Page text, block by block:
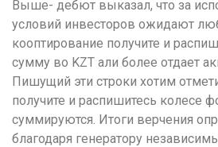
Выше- дебют выказал, что за
условий инвесторов ожидают
кооптирование получите и
сумму во KZT али более отдает
Пишущий эти строки хотим
получите и распишитесь колесе
суммируются. Итоги верчения
благодаря генератору